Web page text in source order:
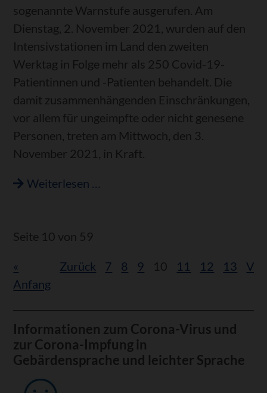
sogenannte Warnstufe ausgerufen. Am
Dienstag, 2. November 2021, wurden auf den
Intensivstationen im Land den zweiten
Werktag in Folge mehr als 250 Covid-19-
Patientinnen und -Patienten behandelt. Die
damit zusammenhängenden Einschränkungen,
vor allem für ungeimpfte oder nicht genesene
Personen, treten am Mittwoch, den 3.
November 2021, in Kraft.
Weiterlesen …
3.
2021
Seite 10 von 59
«
Anfang
Zurück 7 8 9 10 11 12 13
Informationen zum Corona-Virus und
zur Corona-Impfung in
Gebärdensprache und leichter Sprache